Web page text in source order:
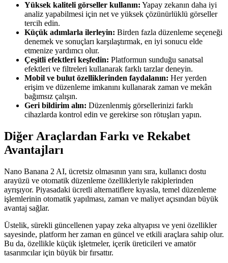
Yüksek kaliteli görseller kullanın: Yapay zekanın daha iyi
analiz yapabilmesi için net ve yüksek çözünürlüklü görseller
tercih edin.
Küçük adımlarla ilerleyin: Birden fazla düzenleme seçeneği
denemek ve sonuçları karşılaştırmak, en iyi sonucu elde
etmenize yardımcı olur.
Çeşitli efektleri keşfedin: Platformun sunduğu sanatsal
efektleri ve filtreleri kullanarak farklı tarzlar deneyin.
Mobil ve bulut özelliklerinden faydalanın: Her yerden
erişim ve düzenleme imkanını kullanarak zaman ve mekân
bağımsız çalışın.
Geri bildirim alın: Düzenlenmiş görsellerinizi farklı
cihazlarda kontrol edin ve gerekirse son rötuşları yapın.
Diğer Araçlardan Farkı ve Rekabet
Avantajları
Nano Banana 2 AI, ücretsiz olmasının yanı sıra, kullanıcı dostu
arayüzü ve otomatik düzenleme özellikleriyle rakiplerinden
ayrışıyor. Piyasadaki ücretli alternatiflere kıyasla, temel düzenleme
işlemlerinin otomatik yapılması, zaman ve maliyet açısından büyük
avantaj sağlar.
Üstelik, sürekli güncellenen yapay zeka altyapısı ve yeni özellikler
sayesinde, platform her zaman en güncel ve etkili araçlara sahip olur.
Bu da, özellikle küçük işletmeler, içerik üreticileri ve amatör
tasarımcılar için büyük bir fırsattır.